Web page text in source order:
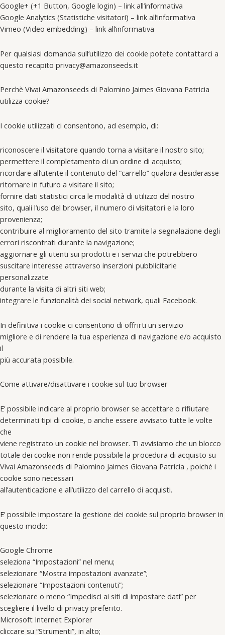
Google+ (+1 Button, Google login) – link all’informativa
Google Analytics (Statistiche visitatori) – link all’informativa
Vimeo (Video embedding) – link all’informativa
Per qualsiasi domanda sull’utilizzo dei cookie potete contattarci a
questo recapito privacy@amazonseeds.it
Perchè Vivai Amazonseeds di Palomino Jaimes Giovana Patricia
utilizza cookie?
I cookie utilizzati ci consentono, ad esempio, di:
riconoscere il visitatore quando torna a visitare il nostro sito;
permettere il completamento di un ordine di acquisto;
ricordare all’utente il contenuto del “carrello” qualora desiderasse
ritornare in futuro a visitare il sito;
fornire dati statistici circa le modalità di utilizzo del nostro
sito, quali l’uso del browser, il numero di visitatori e la loro
provenienza;
contribuire al miglioramento del sito tramite la segnalazione degli
errori riscontrati durante la navigazione;
aggiornare gli utenti sui prodotti e i servizi che potrebbero
suscitare interesse attraverso inserzioni pubblicitarie
personalizzate
durante la visita di altri siti web;
integrare le funzionalità dei social network, quali Facebook.
In definitiva i cookie ci consentono di offrirti un servizio
migliore e di rendere la tua esperienza di navigazione e/o acquisto
il
più accurata possibile.
Come attivare/disattivare i cookie sul tuo browser
E’ possibile indicare al proprio browser se accettare o rifiutare
determinati tipi di cookie, o anche essere avvisato tutte le volte
che
viene registrato un cookie nel browser. Ti avvisiamo che un blocco
totale dei cookie non rende possibile la procedura di acquisto su
Vivai Amazonseeds di Palomino Jaimes Giovana Patricia , poichè i
cookie sono necessari
all’autenticazione e all’utilizzo del carrello di acquisti.
E’ possibile impostare la gestione dei cookie sul proprio browser in
questo modo:
Google Chrome
seleziona “Impostazioni” nel menu;
selezionare “Mostra impostazioni avanzate”;
selezionare “Impostazioni contenuti”;
selezionare o meno “Impedisci ai siti di impostare dati” per
scegliere il livello di privacy preferito.
Microsoft Internet Explorer
cliccare su “Strumenti”, in alto;